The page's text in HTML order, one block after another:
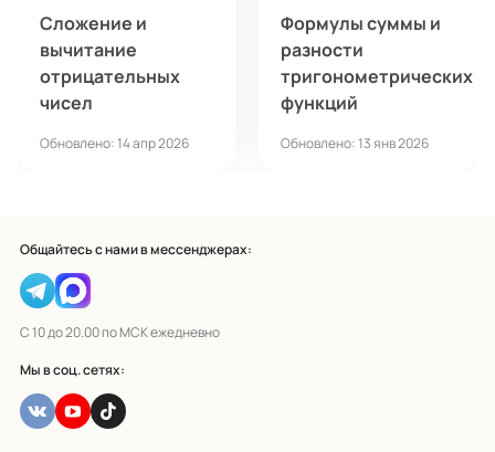
Сложение и
вычитание
отрицательных
чисел
Обновлено: 14 апр 2026
Формулы суммы и
разности
тригонометрических
функций
Обновлено: 13 янв 2026
Общайтесь с нами в мессенджерах:
С 10 до 20.00 по МСК ежедневно
Мы в соц. сетях: